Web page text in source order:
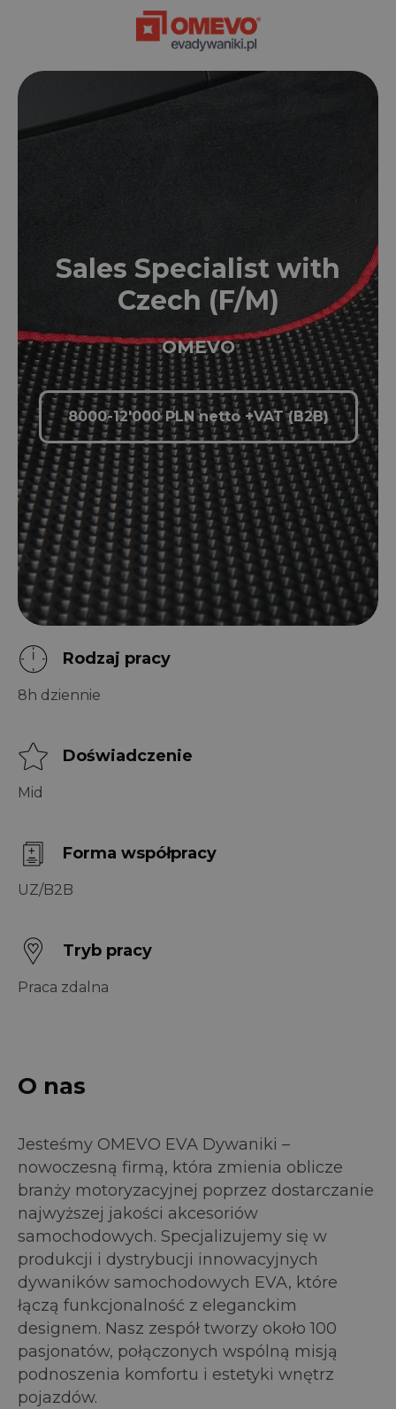
Sales Specialist with
Czech (F/M)
OMEVO
8000-12'000 PLN netto +VAT (B2B)
Rodzaj pracy
8h dziennie
Doświadczenie
Mid
Forma współpracy
UZ/B2B
Tryb pracy
Praca zdalna
O nas
Jesteśmy OMEVO EVA Dywaniki –
nowoczesną firmą, która zmienia oblicze
branży motoryzacyjnej poprzez dostarczanie
najwyższej jakości akcesoriów
samochodowych. Specjalizujemy się w
produkcji i dystrybucji innowacyjnych
dywaników samochodowych EVA, które
łączą funkcjonalność z eleganckim
designem. Nasz zespół tworzy około 100
pasjonatów, połączonych wspólną misją
podnoszenia komfortu i estetyki wnętrz
pojazdów.